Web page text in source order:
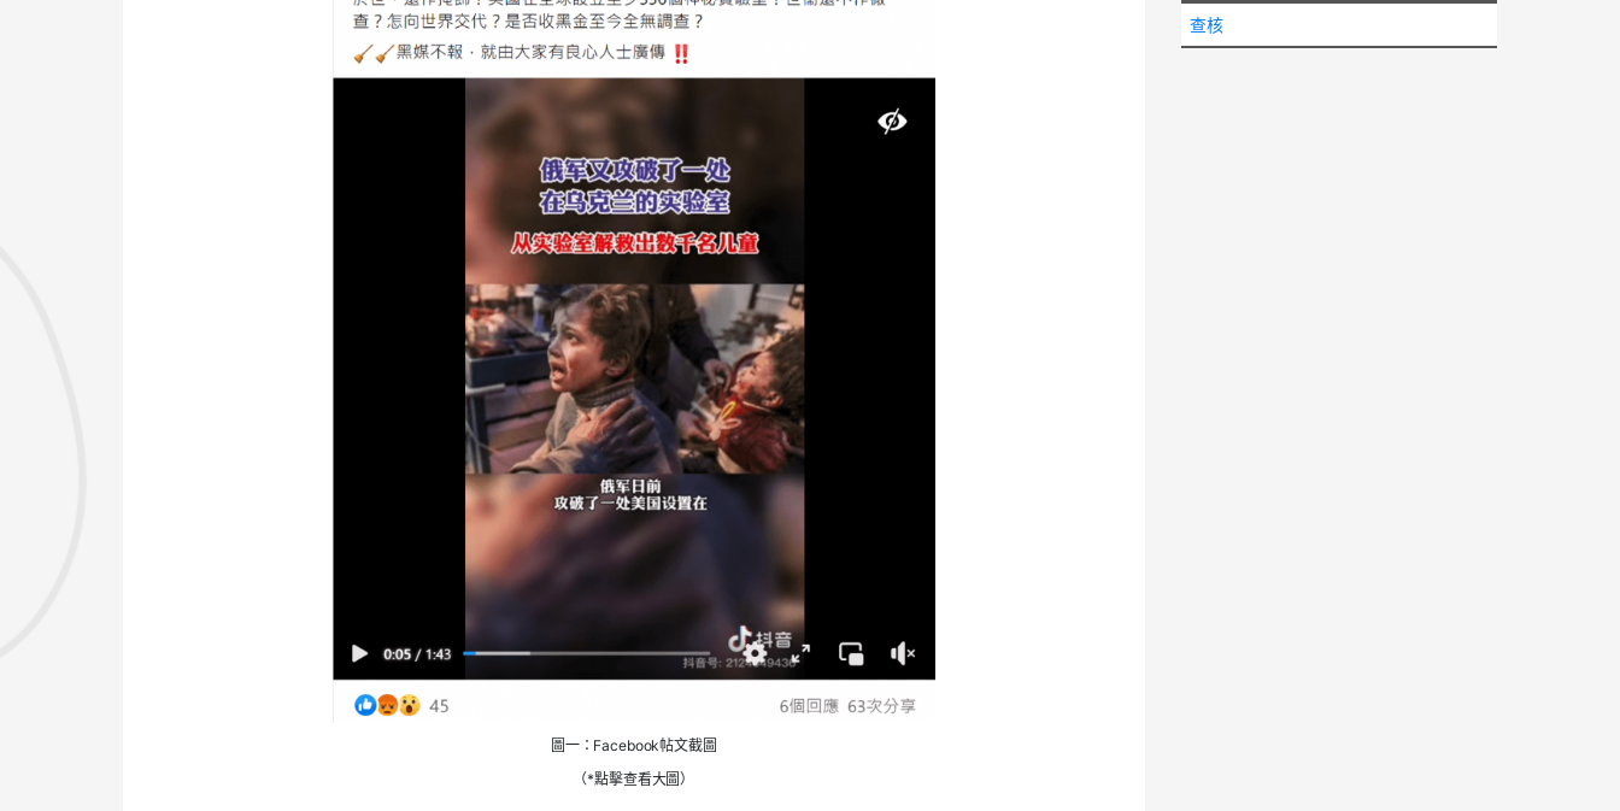
圖一：Facebook帖文截圖
（*點擊查看大圖）
查核